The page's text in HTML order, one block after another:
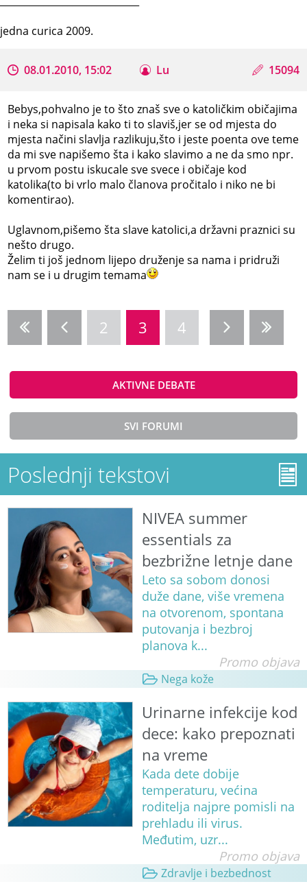
jedna curica 2009.
08.01.2010, 15:02 Lu 15094
Bebys,pohvalno je to što znaš sve o katoličkim običajima
i neka si napisala kako ti to slaviš,jer se od mjesta do
mjesta načini slavlja razlikuju,što i jeste poenta ove teme
da mi sve napišemo šta i kako slavimo a ne da smo npr.
u prvom postu iskucale sve svece i običaje kod
katolika(to bi vrlo malo članova pročitalo i niko ne bi
komentirao).
Uglavnom,pišemo šta slave katolici,a državni praznici su
nešto drugo.
Želim ti još jednom lijepo druženje sa nama i pridruži
nam se i u drugim temama
2 3 4
AKTIVNE DEBATE
SVI FORUMI
Poslednji tekstovi
NIVEA summer
essentials za
bezbrižne letnje dane
Leto sa sobom donosi
duže dane, više vremena
na otvorenom, spontana
putovanja i bezbroj
planova k...
Promo objava
Nega kože
Urinarne infekcije kod
dece: kako prepoznati
na vreme
Kada dete dobije
temperaturu, većina
roditelja najpre pomisli na
prehladu ili virus.
Međutim, uzr...
Promo objava
Zdravlje i bezbednost